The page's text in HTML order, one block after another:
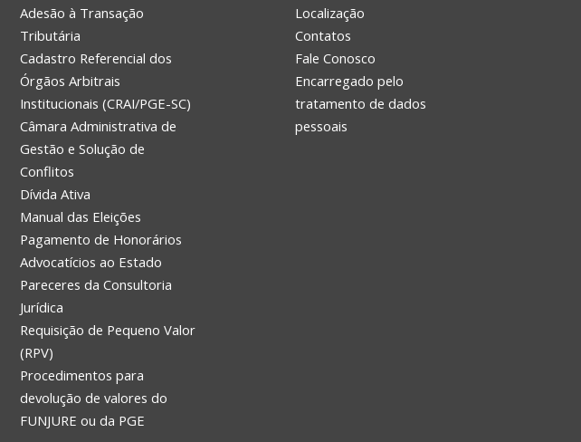
Adesão à Transação
Tributária
Cadastro Referencial dos
Órgãos Arbitrais
Institucionais (CRAI/PGE-SC)
Câmara Administrativa de
Gestão e Solução de
Conflitos
Dívida Ativa
Manual das Eleições
Pagamento de Honorários
Advocatícios ao Estado
Pareceres da Consultoria
Jurídica
Requisição de Pequeno Valor
(RPV)
Procedimentos para
devolução de valores do
FUNJURE ou da PGE
Localização
Contatos
Fale Conosco
Encarregado pelo
tratamento de dados
pessoais